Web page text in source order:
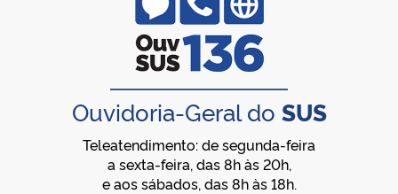
Ouvidoria-Geral do SUS
Teleatendimento: de segunda-feira
a sexta-feira, das 8h às 20h,
e aos sábados, das 8h às 18h.